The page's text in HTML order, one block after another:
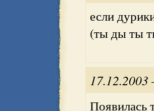
если
(ты ды ты
Появилась